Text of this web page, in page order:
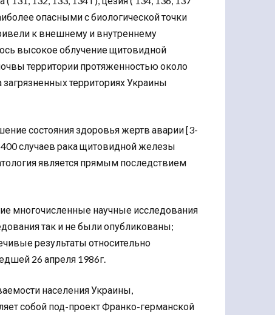
опасными с биологической точки
к внешнему и внутреннему
высокое облучение щитовидной
территории протяженностью около
территориях Украины
состояния здоровья жертв аварии [3-
случаев рака щитовидной железы
является прямым последствием
многочисленные научные исследования
так и не были опубликованы;
результаты относительно
26 апреля 1986г.
населения Украины,
собой под-проект Франко-германской